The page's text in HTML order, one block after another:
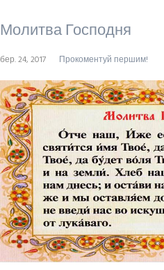
Молитва Господня
бер. 24, 2017 Прокоментуй першим!